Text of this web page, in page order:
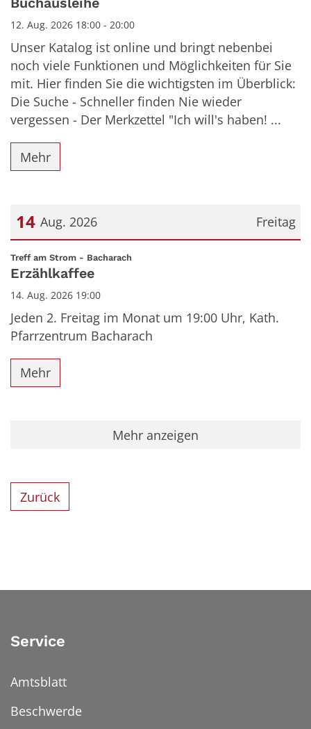
12. Aug. 2026 18:00 - 20:00
Unser Katalog ist online und bringt nebenbei
noch viele Funktionen und Möglichkeiten für Sie
mit. Hier finden Sie die wichtigsten im Überblick:
Die Suche - Schneller finden Nie wieder
vergessen - Der Merkzettel "Ich will's haben! ...
Mehr
Freitag
14 Aug. 2026
Datum: 14. August 2026
Treff am Strom - Bacharach
Erzählkaffee
14. Aug. 2026 19:00
Jeden 2. Freitag im Monat um 19:00 Uhr, Kath.
Pfarrzentrum Bacharach
Mehr
Mehr anzeigen
Zurück
Service
Amtsblatt
Beschwerde